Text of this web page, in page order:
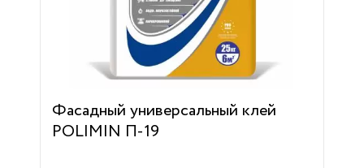
Фасадный универсальный клей
POLIMIN П-19